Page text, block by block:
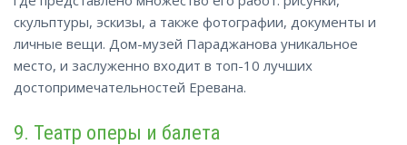
скульптуры, эскизы, а также фотографии, документы и
личные вещи. Дом-музей Параджанова уникальное
место, и заслуженно входит в топ-10 лучших
достопримечательностей Еревана.
9. Театр оперы и балета